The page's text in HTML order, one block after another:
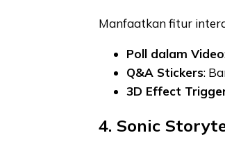
Manfaatkan fitur
Poll dalam Video
Q&A Stickers:
3D Effect
4. Sonic